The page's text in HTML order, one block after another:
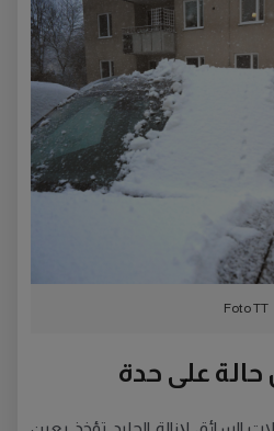
Foto TT
على حدة